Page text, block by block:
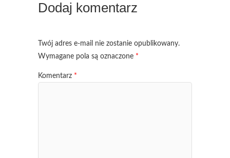
Dodaj komentarz
Twój adres e-mail nie zostanie opublikowany.
Wymagane pola są oznaczone *
Komentarz *